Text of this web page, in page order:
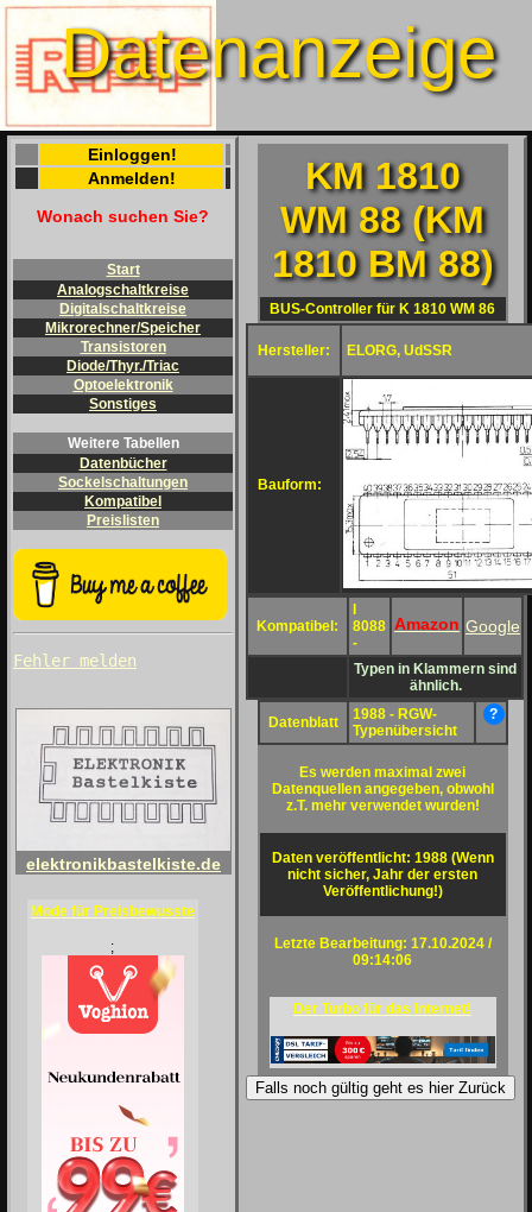
Datenanzeige
Einloggen!
Anmelden!
Wonach suchen Sie?
Start
Analogschaltkreise
Digitalschaltkreise
Mikrorechner/Speicher
Transistoren
Diode/Thyr./Triac
Optoelektronik
Sonstiges
Weitere Tabellen
Datenbücher
Sockelschaltungen
Kompatibel
Preislisten
Fehler melden
elektronikbastelkiste.de
Mode für Preisbewusste
;
KM 1810
WM 88 (KM
1810 BM 88)
BUS-Controller für K 1810 WM 86
Hersteller: ELORG, UdSSR
Bauform:
Kompatibel:
8088
-
Amazon Google
Typen in Klammern sind
ähnlich.
Datenblatt
1988 - RGW-
Typenübersicht
?
Es werden maximal zwei
Datenquellen angegeben, obwohl
z.T. mehr verwendet wurden!
Daten veröffentlicht: 1988 (Wenn
nicht sicher, Jahr der ersten
Veröffentlichung!)
Letzte Bearbeitung: 17.10.2024 /
09:14:06
Der Turbo für das Internet!
Falls noch gültig geht es hier Zurück